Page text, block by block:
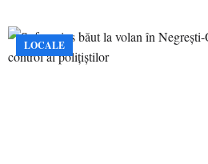
LOCALE